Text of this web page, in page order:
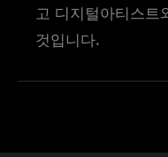
고 디지털아티스트
것입니다.